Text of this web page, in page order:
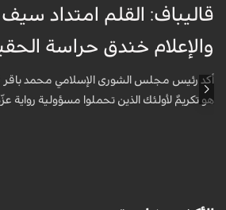
قاليباف: القلم امتداد سيف
والإعلام خندق حراسة
أكد رئيس مجلس الشورى الإسلامي محمد باقر
هو تكريمٌ لأولئك الذين تحملوا مسؤولية رواية